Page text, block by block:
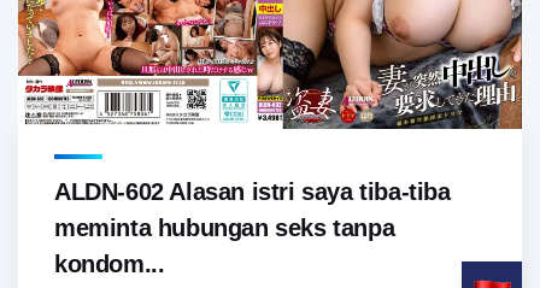
ALDN-602 Alasan istri saya tiba-tiba
meminta hubungan seks tanpa
kondom...